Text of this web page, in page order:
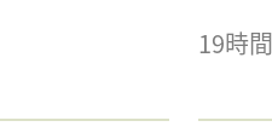
19時